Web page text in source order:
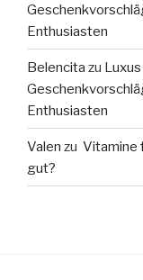
Enthusiasten
Belencita zu
Enthusiasten
Valen zu Vitamine
gut?